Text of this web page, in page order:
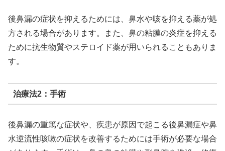
後鼻漏の症状を抑えるためには、鼻水や咳を抑える薬が処
方される場合があります。また、鼻の粘膜の炎症を抑える
ために抗生物質やステロイド薬が用いられることもありま
す。
治療法2：手術
後鼻漏の重篤な症状や、疾患が原因で起こる後鼻漏症や鼻
水逆流性咳嗽の症状を改善するためには手術が必要な場合